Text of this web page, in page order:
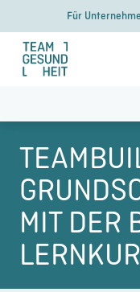
Inhalt
springen
Für
MIT DER